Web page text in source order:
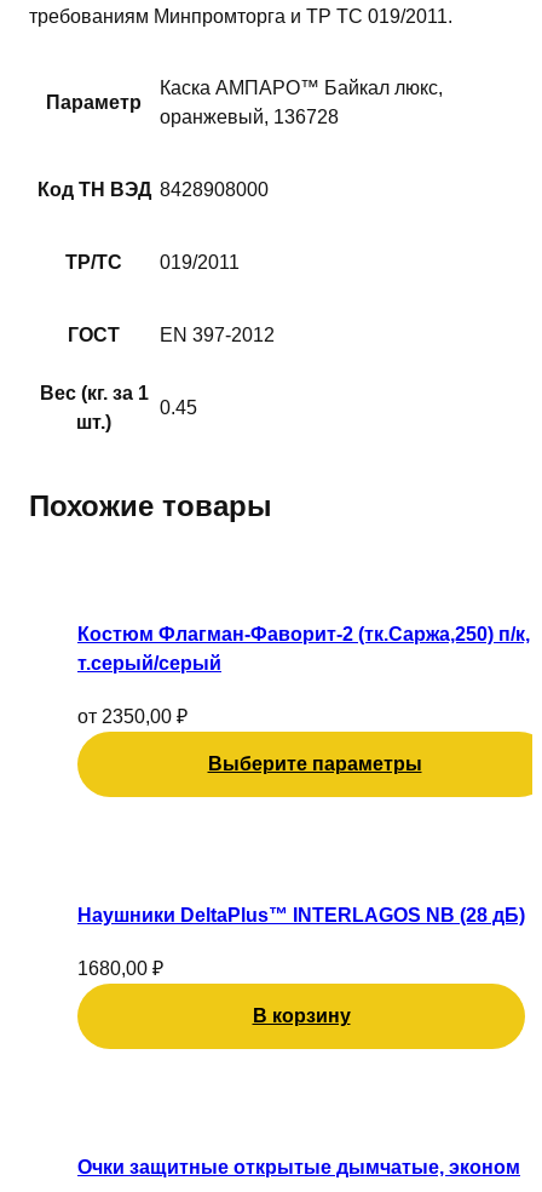
требованиям Минпромторга и ТР ТС 019/2011.
Параметр
Каска АМПАРО™ Байкал люкс,
оранжевый, 136728
Код ТН ВЭД 8428908000
ТР/ТС 019/2011
ГОСТ EN 397-2012
Вес (кг. за 1
шт.)
0.45
Похожие товары
Костюм Флагман-Фаворит-2 (тк.Саржа,250) п/к,
т.серый/серый
от 2350,00 ₽
Выберите параметры
имеет
несколько
Опции
можно
выбрать
на
Наушники DeltaPlus™ INTERLAGOS NB (28 дБ)
1680,00 ₽
В корзину
Очки защитные открытые дымчатые, эконом